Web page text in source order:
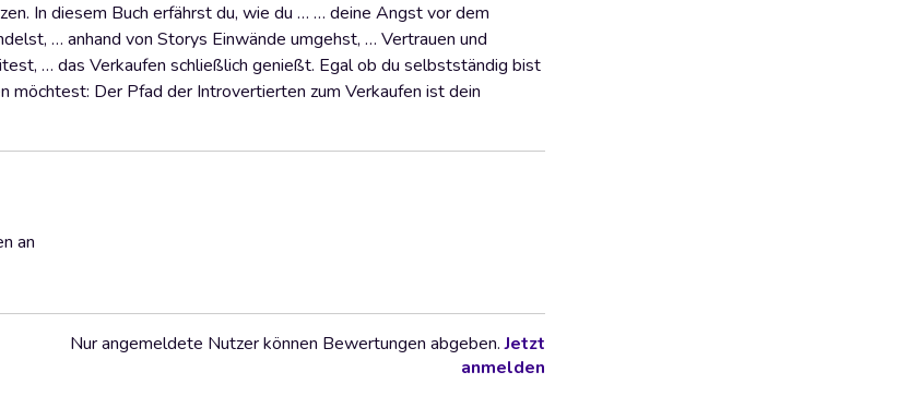
In diesem Buch erfährst du, wie du … … deine Angst vor dem
… anhand von Storys Einwände umgehst, … Vertrauen und
… das Verkaufen schließlich genießt. Egal ob du selbstständig bist
möchtest: Der Pfad der Introvertierten zum Verkaufen ist dein
an
Nur angemeldete Nutzer können Bewertungen abgeben.Jetzt
anmelden